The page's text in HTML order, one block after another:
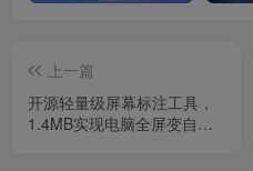
上一篇
开源轻量级屏幕标注工具，
1.4MB实现电脑全屏变自由